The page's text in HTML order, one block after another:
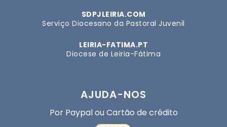
SDPJLEIRIA.COM
Serviço Diocesano da Pastoral Juvenil
LEIRIA-FATIMA.PT
Diocese de Leiria-Fátima
AJUDA-NOS
Por Paypal ou Cartão de crédito